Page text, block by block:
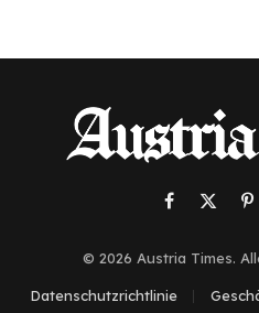
Facebook
X
© 2026 Austria Times.
Datenschutzrichtlinie